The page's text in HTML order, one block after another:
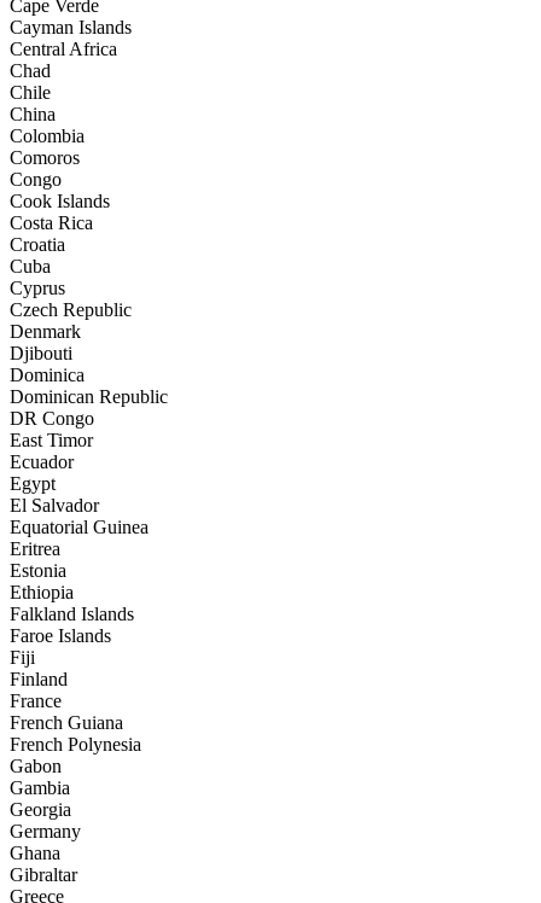
Cape Verde
Cayman Islands
Central Africa
Chad
Chile
China
Colombia
Comoros
Congo
Cook Islands
Costa Rica
Croatia
Cuba
Cyprus
Czech Republic
Denmark
Djibouti
Dominica
Dominican Republic
DR Congo
East Timor
Ecuador
Egypt
El Salvador
Equatorial Guinea
Eritrea
Estonia
Ethiopia
Falkland Islands
Faroe Islands
Fiji
Finland
France
French Guiana
French Polynesia
Gabon
Gambia
Georgia
Germany
Ghana
Gibraltar
Greece